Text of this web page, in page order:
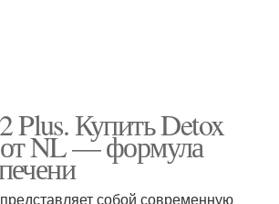
Plus. Купить Detox
от NL — формула
собой современную